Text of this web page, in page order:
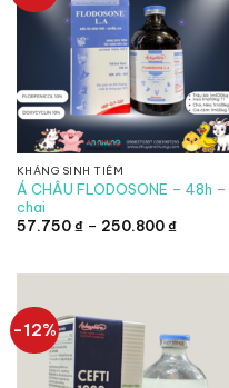
KHÁNG SINH TIÊM
Á CHÂU FLODOSONE – 48h –
chai
57.750₫ – 250.800₫Khoảng
đến
-12%